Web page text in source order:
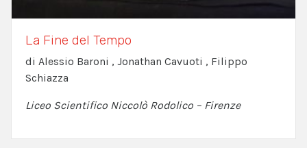
La Fine del Tempo
di Alessio Baroni , Jonathan Cavuoti , Filippo
Schiazza
Liceo Scientifico Niccolò Rodolico – Firenze